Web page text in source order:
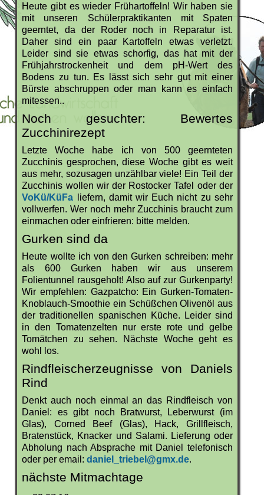
Heute gibt es wieder Frühartoffeln! Wir haben sie
mit unseren Schülerpraktikanten mit Spaten
geerntet, da der Roder noch in Reparatur ist.
Daher sind ein paar Kartoffeln etwas verletzt.
Leider sind sie etwas schorfig, das hat mit der
Frühjahrstrockenheit und dem pH-Wert des
Bodens zu tun. Es lässt sich sehr gut mit einer
Bürste abschruppen oder man kann es einfach
mitessen..
Noch gesuchter: Bewertes
Zucchinirezept
Letzte Woche habe ich von 500 geernteten
Zucchinis gesprochen, diese Woche gibt es weit
aus mehr, sozusagen unzählbar viele! Ein Teil der
Zucchinis wollen wir der Rostocker Tafel oder der
VoKü/KüFa liefern, damit wir Euch nicht zu sehr
vollwerfen. Wer noch mehr Zucchinis braucht zum
einmachen oder einfrieren: bitte melden.
Gurken sind da
Heute wollte ich von den Gurken schreiben: mehr
als 600 Gurken haben wir aus unserem
Folientunnel rausgeholt! Also auf zur Gurkenparty!
Wir empfehlen: Gazpatcho: Ein Gurken-Tomaten-
Knoblauch-Smoothie ein Schüßchen Olivenöl aus
der traditionellen spanischen Küche. Leider sind
in den Tomatenzelten nur erste rote und gelbe
Tomätchen zu sehen. Nächste Woche geht es
wohl los.
Rindfleischerzeugnisse von Daniels
Rind
Denkt auch noch einmal an das Rindfleisch von
Daniel: es gibt noch Bratwurst, Leberwurst (im
Glas), Corned Beef (Glas), Hack, Grillfleisch,
Bratenstück, Knacker und Salami. Lieferung oder
Abholung nach Absprache mit Daniel telefonisch
oder per email:daniel_triebel@gmx.de.
nächste Mitmachtage